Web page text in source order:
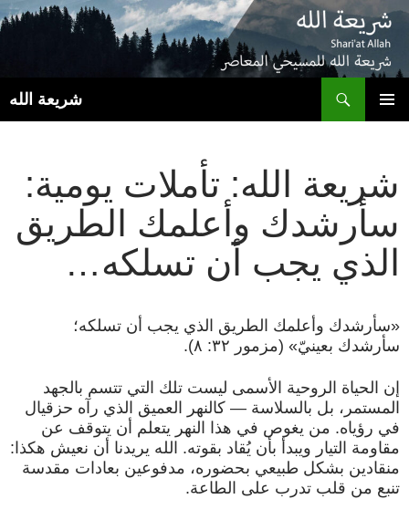
شريعة الله
شريعة الله: تأملات يومية:
سأرشدك وأعلمك الطريق
الذي يجب أن تسلكه…
«سأرشدك وأعلمك الطريق الذي يجب أن تسلكه؛
سأرشدك بعينيّ» (مزمور ٣٢: ٨).
إن الحياة الروحية الأسمى ليست تلك التي تتسم بالجهد
المستمر، بل بالسلاسة — كالنهر العميق الذي رآه حزقيال
في رؤياه. من يغوص في هذا النهر يتعلم أن يتوقف عن
مقاومة التيار ويبدأ بأن يُقاد بقوته. الله يريدنا أن نعيش هكذا:
منقادين بشكل طبيعي بحضوره، مدفوعين بعادات مقدسة
تنبع من قلب تدرب على الطاعة.